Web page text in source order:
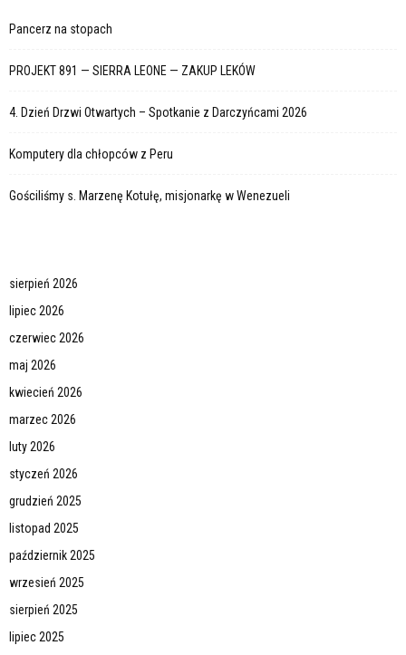
Pancerz na stopach
PROJEKT 891 — SIERRA LEONE — ZAKUP LEKÓW
4. Dzień Drzwi Otwartych – Spotkanie z Darczyńcami 2026
Komputery dla chłopców z Peru
Gościliśmy s. Marzenę Kotułę, misjonarkę w Wenezueli
sierpień 2026
lipiec 2026
czerwiec 2026
maj 2026
kwiecień 2026
marzec 2026
luty 2026
styczeń 2026
grudzień 2025
listopad 2025
październik 2025
wrzesień 2025
sierpień 2025
lipiec 2025